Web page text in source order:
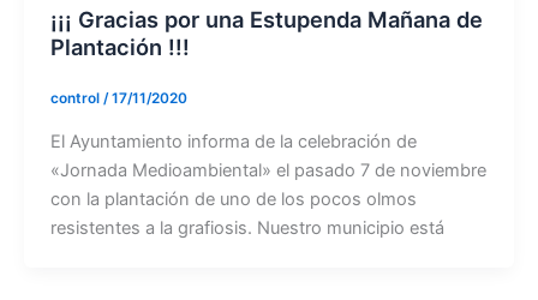
¡¡¡ Gracias por una Estupenda Mañana de
Plantación !!!
control /17/11/2020
El Ayuntamiento informa de la celebración de
«Jornada Medioambiental» el pasado 7 de noviembre
con la plantación de uno de los pocos olmos
resistentes a la grafiosis. Nuestro municipio está